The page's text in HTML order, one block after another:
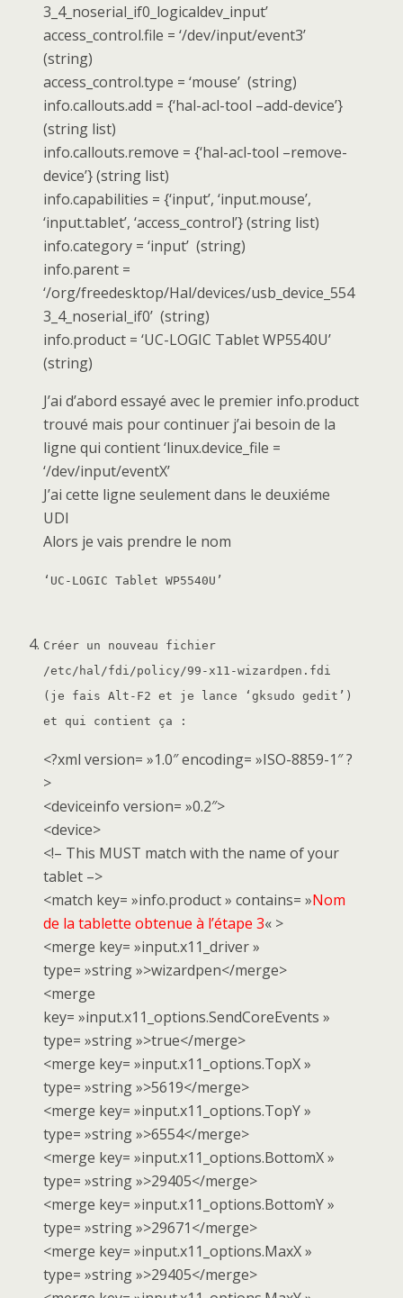
3_4_noserial_if0_logicaldev_input’
access_control.file = ‘/dev/input/event3’
(string)
access_control.type = ‘mouse’ (string)
info.callouts.add = {‘hal-acl-tool –add-device’}
(string list)
info.callouts.remove = {‘hal-acl-tool –remove-
device’} (string list)
info.capabilities = {‘input’, ‘input.mouse’,
‘input.tablet’, ‘access_control’} (string list)
info.category = ‘input’ (string)
info.parent =
‘/org/freedesktop/Hal/devices/usb_device_554
3_4_noserial_if0’ (string)
info.product = ‘UC-LOGIC Tablet WP5540U’
(string)
J’ai d’abord essayé avec le premier info.product
trouvé mais pour continuer j’ai besoin de la
ligne qui contient ‘linux.device_file =
‘/dev/input/eventX’
J’ai cette ligne seulement dans le deuxiéme
UDI
Alors je vais prendre le nom
‘UC-LOGIC Tablet WP5540U’
Créer un nouveau fichier
/etc/hal/fdi/policy/99-x11-wizardpen.fdi
(je fais Alt-F2 et je lance ‘gksudo gedit’)
et qui contient ça :
<?xml version= »1.0″ encoding= »ISO-8859-1″ ?
>
<deviceinfo version= »0.2″>
<device>
<!– This MUST match with the name of your
tablet –>
<match key= »info.product » contains= »Nom
de la tablette obtenue à l’étape 3« >
<merge key= »input.x11_driver »
type= »string »>wizardpen</merge>
<merge
key= »input.x11_options.SendCoreEvents »
type= »string »>true</merge>
<merge key= »input.x11_options.TopX »
type= »string »>5619</merge>
<merge key= »input.x11_options.TopY »
type= »string »>6554</merge>
<merge key= »input.x11_options.BottomX »
type= »string »>29405</merge>
<merge key= »input.x11_options.BottomY »
type= »string »>29671</merge>
<merge key= »input.x11_options.MaxX »
type= »string »>29405</merge>